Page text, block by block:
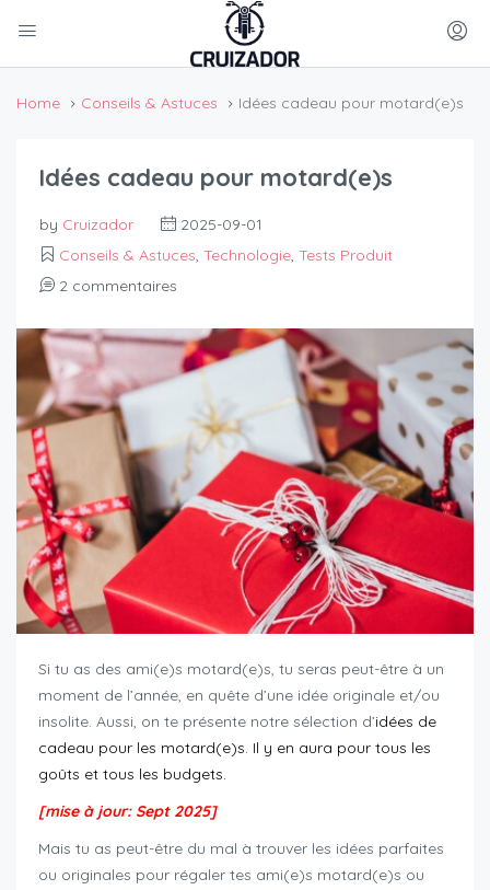
Home Conseils & Astuces Idées cadeau pour motard(e)s
Idées cadeau pour motard(e)s
by Cruizador
2025-09-01
Conseils & Astuces, Technologie, Tests Produit
2 commentaires
Si tu as des ami(e)s motard(e)s, tu seras peut-être à un
moment de l’année, en quête d’une idée originale et/ou
insolite. Aussi, on te présente notre sélection d’idées de
cadeau pour les motard(e)s. Il y en aura pour tous les
goûts et tous les budgets.
[mise à jour: Sept 2025]
Mais tu as peut-être du mal à trouver les idées parfaites
ou originales pour régaler tes ami(e)s motard(e)s ou